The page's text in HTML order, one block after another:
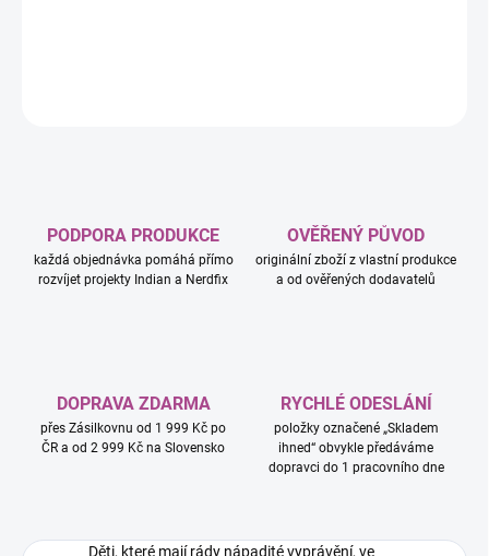
PODPORA PRODUKCE
každá objednávka pomáhá přímo
rozvíjet projekty Indian a Nerdfix
OVĚŘENÝ PŮVOD
originální zboží z vlastní produkce
a od ověřených dodavatelů
DOPRAVA ZDARMA
přes Zásilkovnu od 1 999 Kč po
ČR a od 2 999 Kč na Slovensko
RYCHLÉ ODESLÁNÍ
položky označené „Skladem
ihned“ obvykle předáváme
dopravci do 1 pracovního dne
Děti, které mají rády nápadité vyprávění, ve